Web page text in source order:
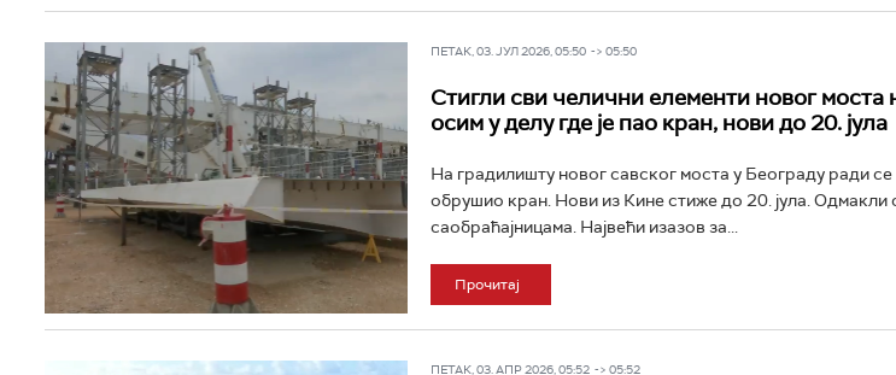
ПЕТАК, 03. ЈУЛ 2026, 05:50 -> 05:50
Стигли сви челични елементи новог моста
осим у делу где је пао кран, нови до 20. јула
На градилишту новог савског моста у Београду ради
обрушио кран. Нови из Кине стиже до 20. јула. Одмакли
саобраћајницама. Највећи изазов за...
Прочитај
ПЕТАК, 03. АПР 2026, 05:52 -> 05:52